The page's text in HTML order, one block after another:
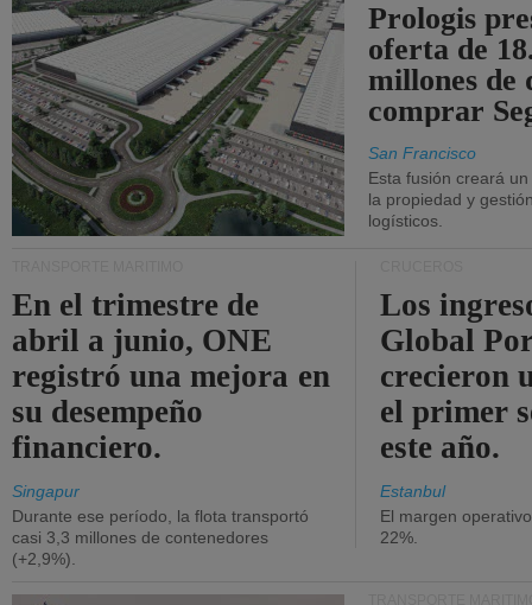
Prologis
oferta de
millones de
comprar
San Francisco
Esta fusión creará
la propiedad y
logísticos.
En el trimestre de
abril a junio, ONE
registró una mejora en
su desempeño
financiero.
Singapur
Durante ese período, la flota transportó
casi 3,3 millones de contenedores
(+2,9%).
Los
Global
crecieron
el primer
este año.
Estanbul
El margen
22%.